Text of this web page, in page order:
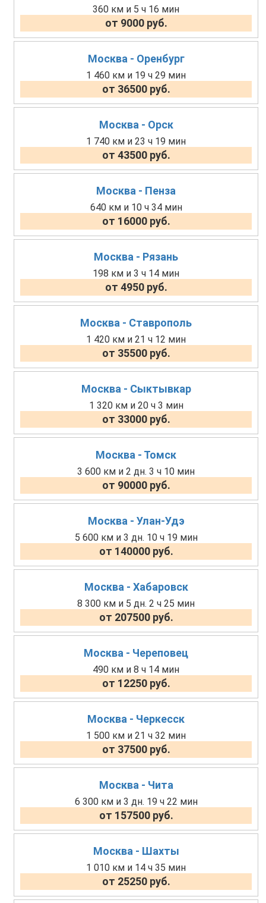
360 км и 5 ч 16 мин
от 9000 руб.
Москва - Оренбург
1 460 км и 19 ч 29 мин
от 36500 руб.
Москва - Орск
1 740 км и 23 ч 19 мин
от 43500 руб.
Москва - Пенза
640 км и 10 ч 34 мин
от 16000 руб.
Москва - Рязань
198 км и 3 ч 14 мин
от 4950 руб.
Москва - Ставрополь
1 420 км и 21 ч 12 мин
от 35500 руб.
Москва - Сыктывкар
1 320 км и 20 ч 3 мин
от 33000 руб.
Москва - Томск
3 600 км и 2 дн. 3 ч 10 мин
от 90000 руб.
Москва - Улан-Удэ
5 600 км и 3 дн. 10 ч 19 мин
от 140000 руб.
Москва - Хабаровск
8 300 км и 5 дн. 2 ч 25 мин
от 207500 руб.
Москва - Череповец
490 км и 8 ч 14 мин
от 12250 руб.
Москва - Черкесск
1 500 км и 21 ч 32 мин
от 37500 руб.
Москва - Чита
6 300 км и 3 дн. 19 ч 22 мин
от 157500 руб.
Москва - Шахты
1 010 км и 14 ч 35 мин
от 25250 руб.